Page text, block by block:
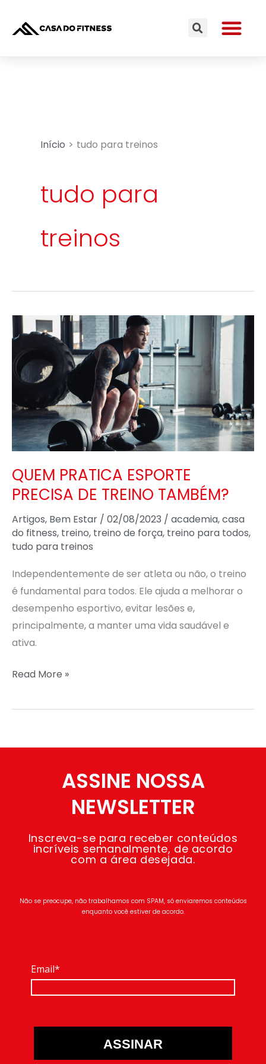
para
Search
Início tudo para treinos
tudo para
treinos
QUEM PRATICA ESPORTE
PRECISA DE TREINO TAMBÉM?
Artigos, Bem Estar / 02/08/2023 / academia,casa
do fitness, treino, treino de força, treino para todos,
tudo para treinos
Independentemente de ser atleta ou não, o treino
é fundamental para todos. Ele ajuda a melhorar o
desempenho esportivo, evitar lesões e,
principalmente, a manter uma vida saudável e
ativa.
QUEM
PRATICA
ESPORTE
PRECISA
TREINO
TAMBÉM?
Read More »
ASSINE NOSSA
NEWSLETTER
Inscreva-se para receber conteúdos
incríveis semanalmente, de acordo
com a área desejada.
Não se preocupe, não trabalhamos com SPAM, só enviaremos conteúdos
enquanto você estiver de acordo.
Email*
ASSINAR